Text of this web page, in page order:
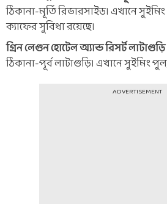
ঠিকানা-মূর্তি রিভারসাইড। এখানে
ক্যাফের সুবিধা রয়েছে।
গ্রিন লেগুন হোটেল অ্যান্ড রিসর্ট লাটাগুড়ি
ঠিকানা-পূর্ব লাটাগুড়ি। এখানে সুইমিং
ADVERTISEMENT